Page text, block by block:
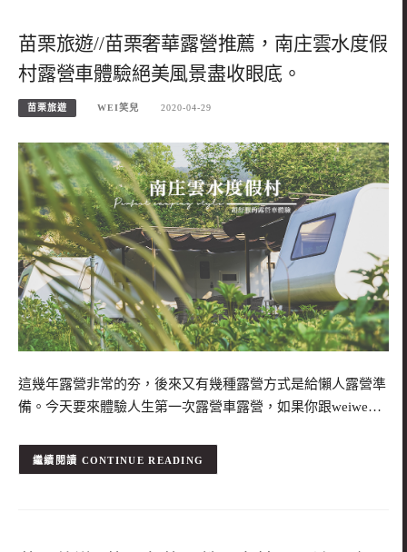
苗栗旅遊//苗栗奢華露營推薦，南庄雲水度假
村露營車體驗絕美風景盡收眼底。
苗栗旅遊 WEI笑兒 2020-04-29
這幾年露營非常的夯，後來又有幾種露營方式是給懶人露營準
備。今天要來體驗人生第一次露營車露營，如果你跟weiwe…
CONTINUE READING